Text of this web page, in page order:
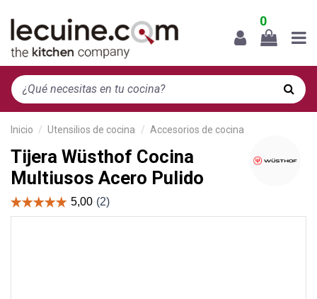
0
Inicio Utensilios de cocina Accesorios de cocina
Tijera Wüsthof Cocina
Multiusos Acero Pulido